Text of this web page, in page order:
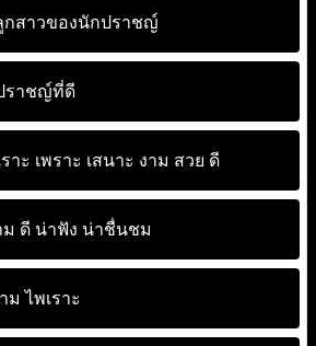
กสาวของนักปราชญ์
ราชญ์ที่ดี
าะ เพราะ เสนาะ งาม สวย ดี
ม ดี น่าฟัง น่าชื่นชม
งาม ไพเราะ